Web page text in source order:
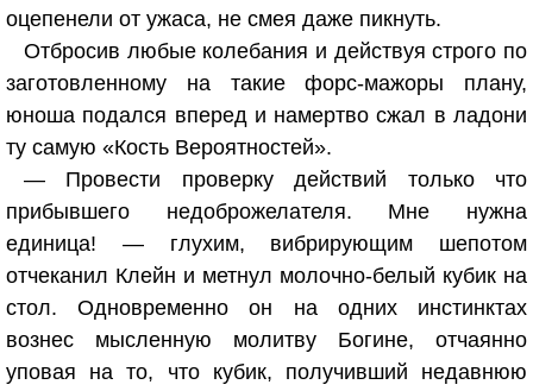
оцепенели от ужаса, не смея даже пикнуть.
Отбросив любые колебания и действуя строго по
заготовленному на такие форс-мажоры плану,
юноша подался вперед и намертво сжал в ладони
ту самую «Кость Вероятностей».
— Провести проверку действий только что
прибывшего недоброжелателя. Мне нужна
единица! — глухим, вибрирующим шепотом
отчеканил Клейн и метнул молочно-белый кубик на
стол. Одновременно он на одних инстинктах
вознес мысленную молитву Богине, отчаянно
уповая на то, что кубик, получивший недавнюю